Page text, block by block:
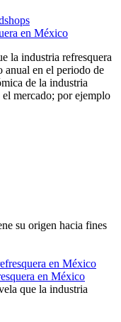
la industria refresquera
anual en el periodo de
de la industria
el mercado; por ejemplo
su origen hacia fines
en México
que la industria